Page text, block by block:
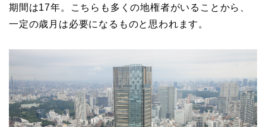
期間は17年。こちらも多くの地権者がいることから、
一定の歳月は必要になるものと思われます。